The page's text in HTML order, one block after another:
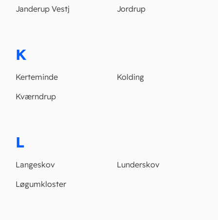
Janderup Vestj Jordrup
K
Kerteminde
Kolding
Kværndrup
L
Langeskov
Lunderskov
Løgumkloster